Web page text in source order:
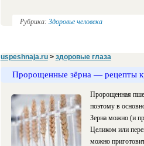
Рубрика: Здоровье человека
uspeshnaja.ru> здоровые глаза
Пророщенные зёрна — рецепты
Пророщенная
поэтому в
Зерна можно (и
Целиком или
можно